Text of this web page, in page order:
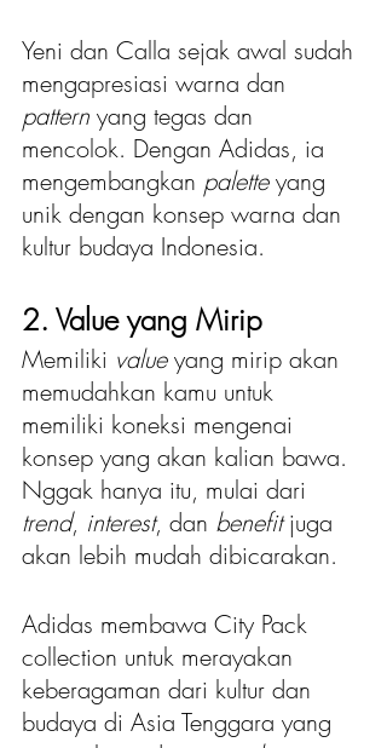
Yeni dan Calla sejak awal sudah
mengapresiasi warna dan
pattern yang tegas dan
mencolok. Dengan Adidas, ia
mengembangkan palette yang
unik dengan konsep warna dan
kultur budaya Indonesia.
2. Value yang Mirip
Memiliki value yang mirip akan
memudahkan kamu untuk
memiliki koneksi mengenai
konsep yang akan kalian bawa.
Nggak hanya itu, mulai dari
trend, interest, dan benefit juga
akan lebih mudah dibicarakan.
Adidas membawa City Pack
collection untuk merayakan
keberagaman dari kultur dan
budaya di Asia Tenggara yang